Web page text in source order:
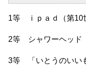
1等 ｉｐａｄ（第
2等 シャワーヘッ
3等 「いとうのいい